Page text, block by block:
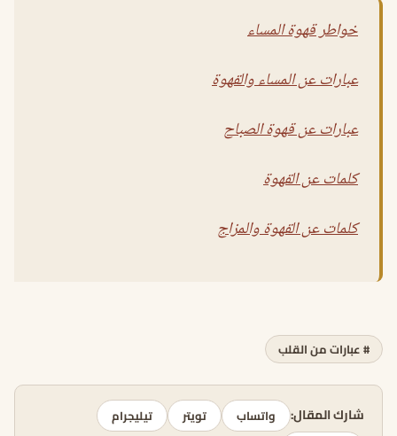
خواطر قهوة المساء
عبارات عن المساء والقهوة
عبارات عن قهوة الصباح
كلمات عن القهوة
كلمات عن القهوة والمزاج
# عبارات من القلب
شارك المقال: واتساب تويتر
تيليجرام